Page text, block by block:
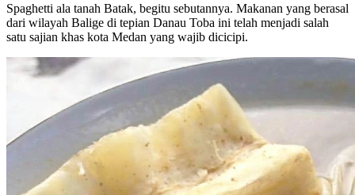
Spaghetti ala tanah Batak, begitu sebutannya. Makanan yang berasal
dari wilayah Balige di tepian Danau Toba ini telah menjadi salah
satu sajian khas kota Medan yang wajib dicicipi.